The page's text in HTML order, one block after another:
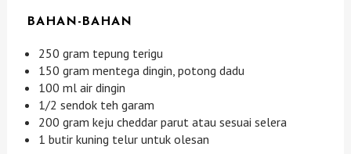
BAHAN-BAHAN
250 gram tepung terigu
150 gram mentega dingin, potong dadu
100 ml air dingin
1/2 sendok teh garam
200 gram keju cheddar parut atau sesuai selera
1 butir kuning telur untuk olesan